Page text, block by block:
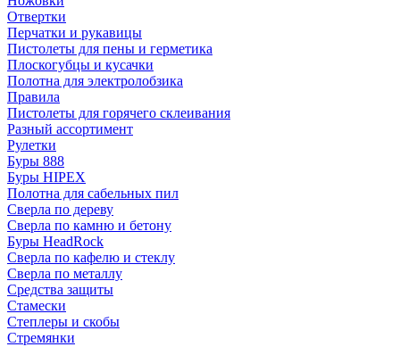
Отвертки
Перчатки и рукавицы
Пистолеты для пены и герметика
Плоскогубцы и кусачки
Полотна для электролобзика
Правила
Пистолеты для горячего склеивания
Разный ассортимент
Рулетки
Буры 888
Буры HIPEX
Полотна для сабельных пил
Сверла по дереву
Сверла по камню и бетону
Буры HeadRock
Сверла по кафелю и стеклу
Сверла по металлу
Средства защиты
Стамески
Степлеры и скобы
Стремянки